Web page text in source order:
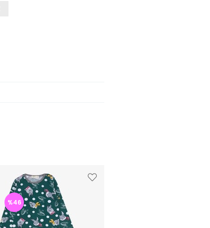
%46